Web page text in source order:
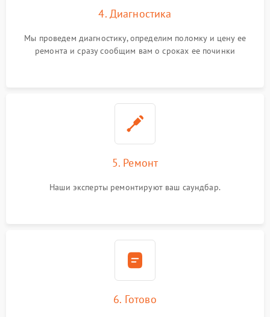
4. Диагностика
Мы проведем диагностику, определим поломку и цену ее
ремонта и сразу сообщим вам о сроках ее починки
5. Ремонт
Наши эксперты ремонтируют ваш саундбар.
6. Готово